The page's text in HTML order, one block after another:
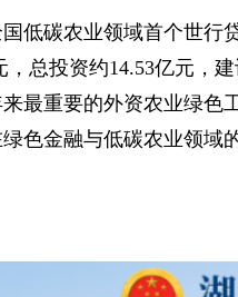
低碳农业领域首个世行
总投资约14.53亿元，建
最重要的外资农业绿色
色金融与低碳农业领域